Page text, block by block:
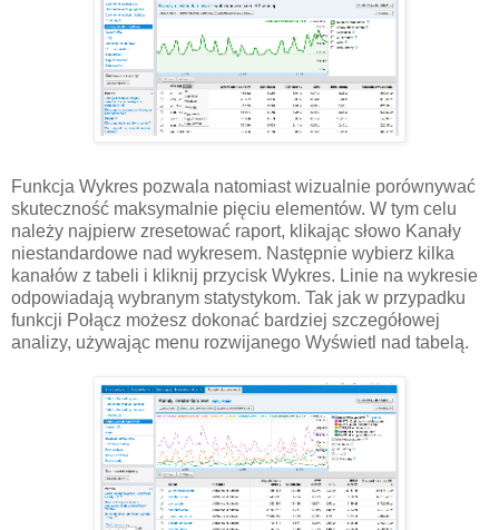
Funkcja Wykres pozwala natomiast wizualnie porównywać
skuteczność maksymalnie pięciu elementów. W tym celu
należy najpierw zresetować raport, klikając słowo Kanały
niestandardowe nad wykresem. Następnie wybierz kilka
kanałów z tabeli i kliknij przycisk Wykres. Linie na wykresie
odpowiadają wybranym statystykom. Tak jak w przypadku
funkcji Połącz możesz dokonać bardziej szczegółowej
analizy, używając menu rozwijanego Wyświetl nad tabelą.